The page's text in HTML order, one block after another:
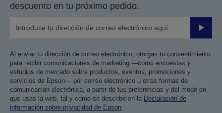
descuento en tu próximo pedido.
Enviar
Al enviar tu dirección de correo electrónico, otorgas tu consentimiento
para recibir comunicaciones de marketing —como encuestas y
estudios de mercado sobre productos, eventos, promociones y
servicios de Epson— por correo electrónico u otras formas de
comunicación electrónica, a partir de tus preferencias y del modo en
que usas la web, tal y como se describe en la Declaración de
información sobre privacidad de Epson.